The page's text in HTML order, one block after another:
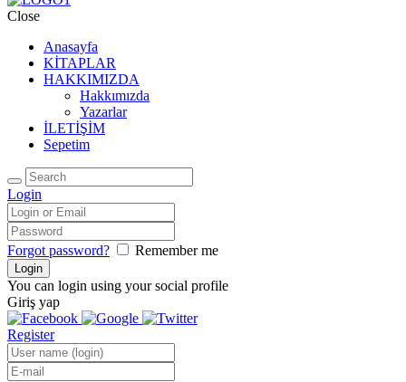
Close
Anasayfa
KİTAPLAR
HAKKIMIZDA
Hakkımızda
Yazarlar
İLETİŞİM
Sepetim
Login
Forgot password? Remember me
You can login using your social profile
Giriş yap
Register